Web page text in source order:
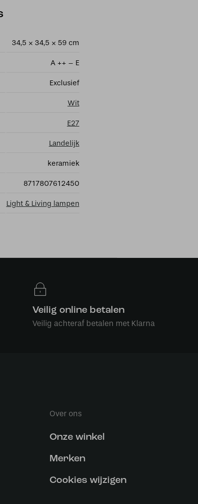
34,5 × 34,5 × 59 cm
A ++ – E
Exclusief
Wit
E27
Landelijk
keramiek
8717807612450
Light & Living lampen
Veilig online betalen
Veilig achteraf betalen met Klarna
Over ons
Onze winkel
Merken
Cookies wijzigen